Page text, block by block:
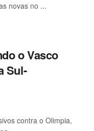
novas no ...
o Vasco
Sul-
contra o Olimpia,